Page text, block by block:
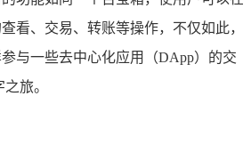
看、交易、转账等操作，不仅如此，
与一些去中心化应用（DApp）的交
旅。